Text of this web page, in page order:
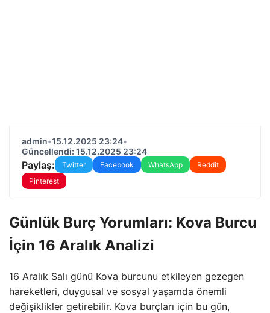
admin•15.12.2025 23:24•
Güncellendi: 15.12.2025 23:24
Paylaş: Twitter Facebook WhatsApp
Reddit
Pinterest
Günlük Burç Yorumları: Kova Burcu
İçin 16 Aralık Analizi
16 Aralık Salı günü Kova burcunu etkileyen gezegen
hareketleri, duygusal ve sosyal yaşamda önemli
değişiklikler getirebilir. Kova burçları için bu gün,